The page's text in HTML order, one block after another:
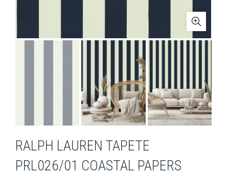
RALPH LAUREN TAPETE
PRL026/01 COASTAL PAPERS